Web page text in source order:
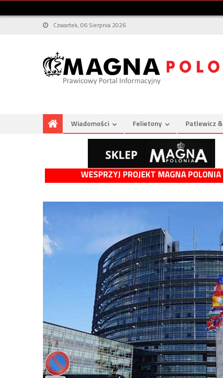
Czwartek, 06 Sierpnia 2026
Wiadomości Felietony Patlewicz
WESPRZYJ PROJEKT MAGNA POLONIA